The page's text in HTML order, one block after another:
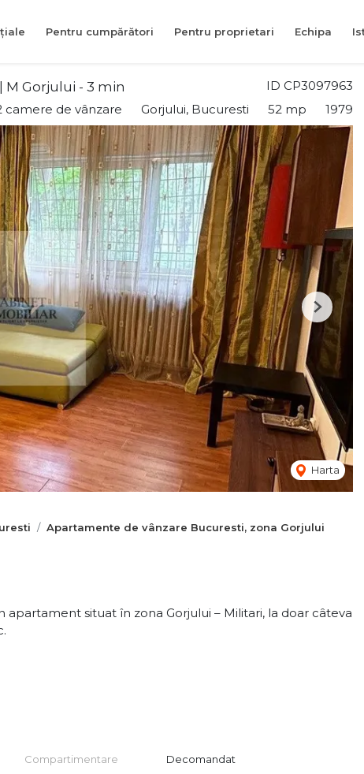
Pentru cumpărători Pentru proprietari Echipa
ID CP3097963
M Gorjului - 3 min
de vânzare Gorjului, Bucuresti 52 mp 1979
Harta
Next
Apartamente de vânzare Bucuresti, zona Gorjului
situat în zona Gorjului – Militari, la doar câteva
și alte facilități urbane
Compartimentare Decomandat